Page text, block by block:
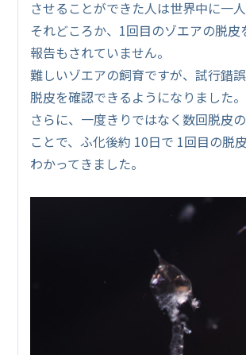
させることができた人は世界中に一人
それどころか、1回目のゾエアの脱皮
報告もされていません。
難しいゾエアの飼育ですが、試行錯
脱皮を確認できるようになりました。
さらに、一度きりではなく数回脱皮
ことで、ふ化後約 10日で 1回目の脱
わかってきました。